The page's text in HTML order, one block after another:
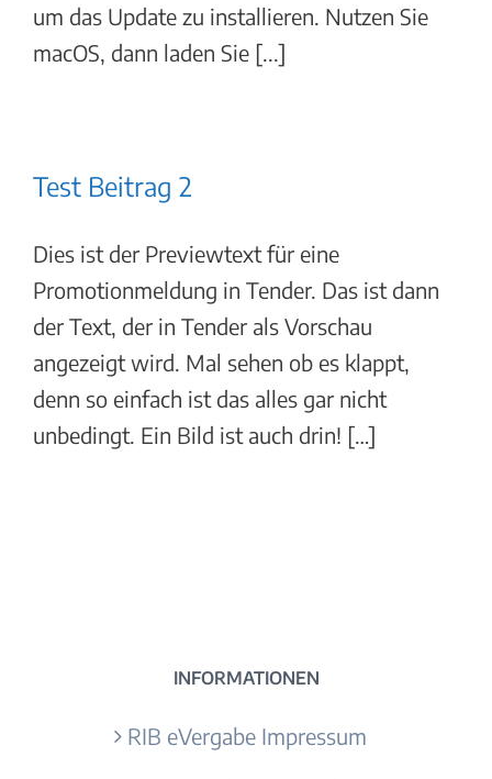
um das Update zu installieren. Nutzen Sie
macOS, dann laden Sie [...]
Test Beitrag 2
Dies ist der Previewtext für eine
Promotionmeldung in Tender. Das ist dann
der Text, der in Tender als Vorschau
angezeigt wird. Mal sehen ob es klappt,
denn so einfach ist das alles gar nicht
unbedingt. Ein Bild ist auch drin! […]
INFORMATIONEN
RIB eVergabe Impressum